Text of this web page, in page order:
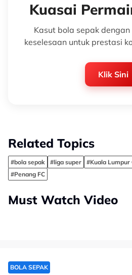
Kuasai
Kasut bola sepak
keselesaan untuk prestasi
Klik Sini
Related Topics
#bola sepak #liga super #Kuala Lumpur
#Penang FC
Must Watch Video
BOLA SEPAK